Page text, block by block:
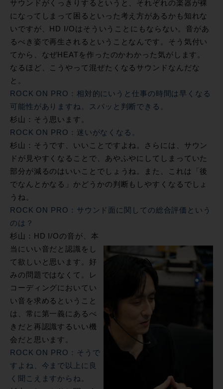
サウンドがくっきりするというと、それぞれの楽器が裸
になってしまって困るといった考え方があるかも知れな
いですが、HD I/Oはそういうことにもならない。音があ
るべき姿で再生されるということなんです。そう気付い
てから、なぜHEATを作ったのかわかった気がします。
なるほど、こうやって混ぜたくなるサウンドなんだな
と。
ROCK ON PRO：相対的にいうと仕事の時間は早くなる
可能性がありますね。スパッと判断できる。
杉山：そう思います。
ROCK ON PRO：迷いがなくなる。
杉山：そうです、いいことですよね。さらには、サウン
ドが見やすくなることで、あやふやにしてしまっていた
部分が減るのはいいことでしょうね。また、これは「後
でなんとかなる」かどうかの判断もしやすくなるでしょ
うね。
ROCK ON PRO：サウンド面に関しての総合評価という
のは？
杉山：HD I/Oの音が、本
当にいい音だと認識をし
て欲しいと思います。好
みの問題ではなくて。レ
コーディングにおいてい
い音を求めるということ
は、常に第一義にあるべ
きだと再認識するいい機
会だと思います。
ROCK ON PRO：そうで
すよね、今まで以上に良
く聞こえますからね。